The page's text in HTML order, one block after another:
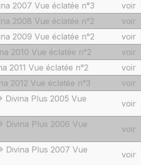
2007 Vue éclatée n°3
voir
2008 Vue éclatée n°2
voir
2009 Vue éclatée n°2
voir
2010 Vue éclatée n°2
voir
2011 Vue éclatée n°2
voir
2012 Vue éclatée n°3
voir
Divina Plus 2005 Vue
voir
Divina Plus 2006 Vue
voir
Divina Plus 2007 Vue
voir